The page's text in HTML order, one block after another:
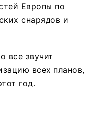
Европы по
снарядов и
все звучит
всех планов,
год.